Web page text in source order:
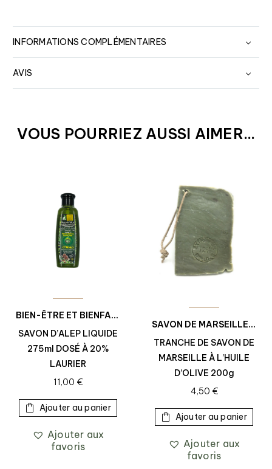
INFORMATIONS COMPLÉMENTAIRES
AVIS
VOUS POURRIEZ AUSSI AIMER...
BIEN-ÊTRE ET BIENFAITS
SAVON D’ALEP LIQUIDE
275ml DOSÉ À 20%
LAURIER
11,00 €
Ajouter au panier
Ajouter aux
favoris
SAVON DE MARSEILLE
,
TRANCHE DE SAVON DE
MARSEILLE À L’HUILE
D’OLIVE 200g
4,50 €
Ajouter au panier
Ajouter aux
favoris